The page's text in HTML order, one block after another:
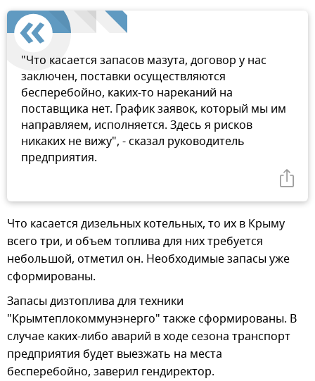
"Что касается запасов мазута, договор у нас
заключен, поставки осуществляются
бесперебойно, каких-то нареканий на
поставщика нет. График заявок, который мы им
направляем, исполняется. Здесь я рисков
никаких не вижу", - сказал руководитель
предприятия.
Что касается дизельных котельных, то их в Крыму
всего три, и объем топлива для них требуется
небольшой, отметил он. Необходимые запасы уже
сформированы.
Запасы дизтоплива для техники
"Крымтеплокоммунэнерго" также сформированы. В
случае каких-либо аварий в ходе сезона транспорт
предприятия будет выезжать на места
бесперебойно, заверил гендиректор.